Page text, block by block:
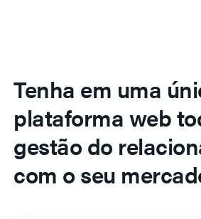
Tenha em uma
plataforma web
gestão do
com o seu